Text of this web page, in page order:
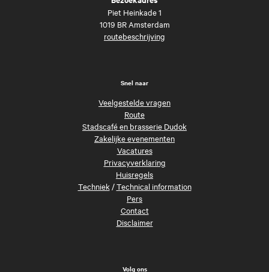
Piet Heinkade 1
1019 BR Amsterdam
routebeschrijving
Snel naar
Veelgestelde vragen
Route
Stadscafé en brasserie Dudok
Zakelijke evenementen
Vacatures
Privacyverklaring
Huisregels
Techniek/Technical information
Pers
Contact
Disclaimer
Volg ons